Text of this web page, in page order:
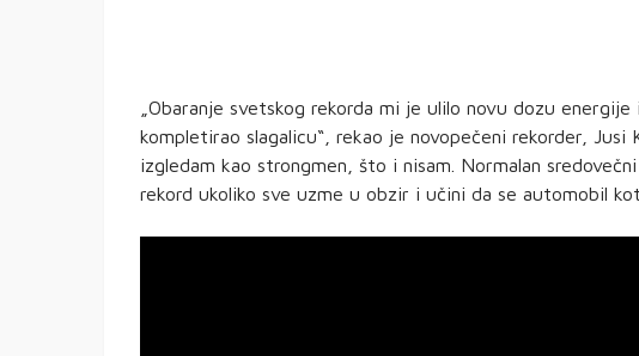
„Obaranje svetskog rekorda mi je ulilo novu dozu energije
kompletirao slagalicu“, rekao je novopečeni rekorder,
izgledam kao strongmen, što i nisam. Normalan
rekord ukoliko sve uzme u obzir i učini da se automobil